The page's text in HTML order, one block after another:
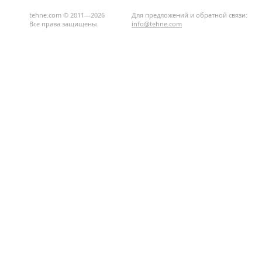
tehne.com © 2011—2026
Все права защищены.
Для предложений и обратной связи:
info@tehne.com